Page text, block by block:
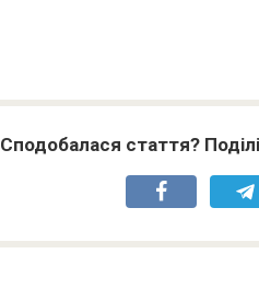
Сподобалася стаття?